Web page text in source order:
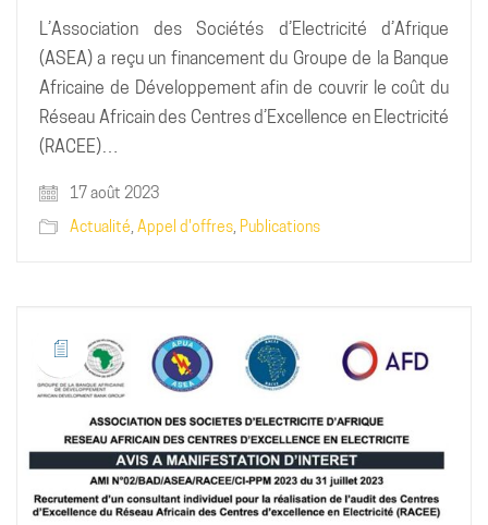
L’Association des Sociétés d’Electricité d’Afrique
(ASEA) a reçu un financement du Groupe de la Banque
Africaine de Développement afin de couvrir le coût du
Réseau Africain des Centres d’Excellence en Electricité
(RACEE)…
17 août 2023
Actualité Appel d'offres Publications